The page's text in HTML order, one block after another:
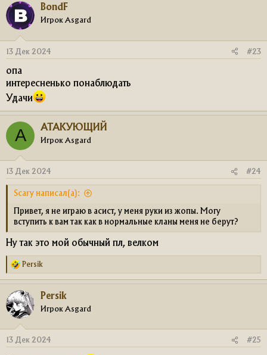
BondF
Игрок Asgard
13 Дек 2024 #23
опа
интересненько понаблюдать
Удачи
А АТАКУЮЩИЙ
Игрок Asgard
13 Дек 2024 #24
Scary написал(а):
Привет, я не играю в асист, у меня руки из жопы. Могу
вступить к вам так как в нормальные кланы меня не берут?
Ну так это мой обычный пл, велком
Р
к
ц
и
Persik
Persik
Игрок Asgard
13 Дек 2024 #25